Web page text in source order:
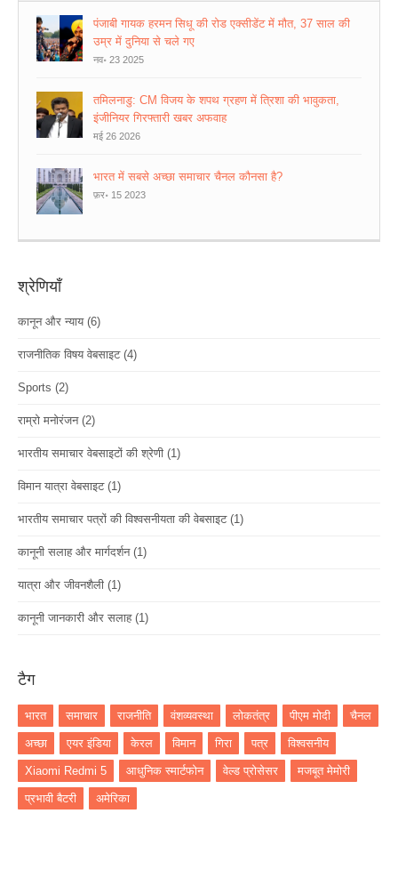
पंजाबी गायक हरमन सिधू की रोड एक्सीडेंट में मौत, 37 साल की
उम्र में दुनिया से चले गए
नव॰ 23 2025
तमिलनाडु: CM विजय के शपथ ग्रहण में त्रिशा की भावुकता,
इंजीनियर गिरफ्तारी खबर अफवाह
मई 26 2026
भारत में सबसे अच्छा समाचार चैनल कौनसा है?
फ़र॰ 15 2023
श्रेणियाँ
कानून और न्याय (6)
राजनीतिक विषय वेबसाइट (4)
Sports (2)
राम्रो मनोरंजन (2)
भारतीय समाचार वेबसाइटों की श्रेणी (1)
विमान यात्रा वेबसाइट (1)
भारतीय समाचार पत्रों की विश्वसनीयता की वेबसाइट (1)
कानूनी सलाह और मार्गदर्शन (1)
यात्रा और जीवनशैली (1)
कानूनी जानकारी और सलाह (1)
टैग
भारत समाचार राजनीति वंशव्यवस्था लोकतंत्र पीएम मोदी चैनल
अच्छा एयर इंडिया केरल विमान गिरा पत्र विश्वसनीय
Xiaomi Redmi 5 आधुनिक स्मार्टफोन वेल्ड प्रोसेसर मजबूत मेमोरी
प्रभावी बैटरी अमेरिका